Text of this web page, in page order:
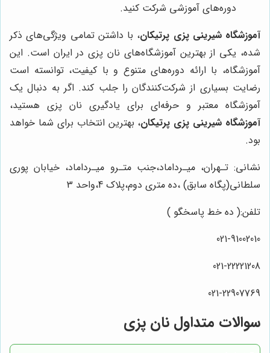
دوره‌های آموزشی شرکت کنید.
آموزشگاه شیرینی پزی پرتیکان، با داشتن تمامی ویژگی‌های ذکر
شده، یکی از بهترین آموزشگاه‌های نان پزی در ایران است. این
آموزشگاه، با ارائه دوره‌های متنوع و با کیفیت، توانسته است
رضایت بسیاری از شرکت‌کنندگان را جلب کند. اگر به دنبال یک
آموزشگاه معتبر و حرفه‌ای برای یادگیری نان پزی هستید،
آموزشگاه شیرینی پزی پرتیکان، بهترین انتخاب برای شما خواهد
بود.
نشانی: تـهران، میـرداماد،جنب متـرو میـرداماد، خیابان پوری
سلطانی(پگاه سابق) ،ده متری دوم،پلاک 4،واحد 3
تلفن:( ده خط پاسخگو )
021-91002010
021-22221208
021-22907769
سوالات متداول نان پزی